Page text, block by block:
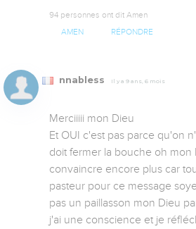
94 personnes ont dit Amen
AMEN RÉPONDRE
nnabless Il y a 9 ans, 6 mois
Merciiiii mon Dieu
Et OUI c'est pas parce qu'on
doit fermer la bouche oh mon
convaincre encore plus car
pasteur pour ce message
pas un paillasson mon Dieu
j'ai une conscience et je